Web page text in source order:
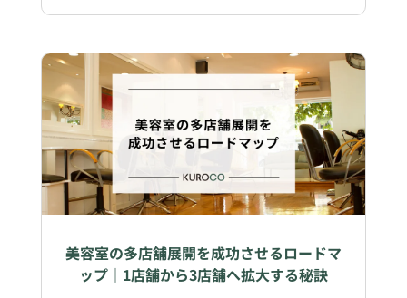
美容室の多店舗展開を成功させるロードマ
ップ｜1店舗から3店舗へ拡大する秘訣